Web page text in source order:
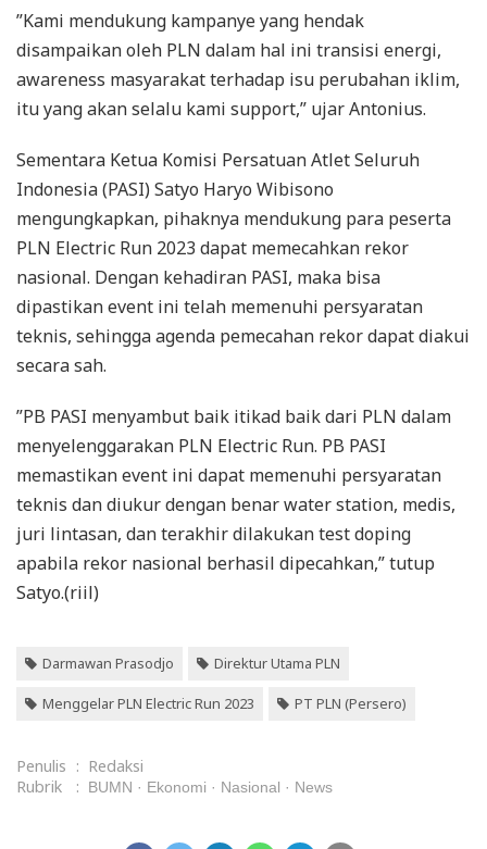
”Kami mendukung kampanye yang hendak
disampaikan oleh PLN dalam hal ini transisi energi,
awareness masyarakat terhadap isu perubahan iklim,
itu yang akan selalu kami support,” ujar Antonius.
Sementara Ketua Komisi Persatuan Atlet Seluruh
Indonesia (PASI) Satyo Haryo Wibisono
mengungkapkan, pihaknya mendukung para peserta
PLN Electric Run 2023 dapat memecahkan rekor
nasional. Dengan kehadiran PASI, maka bisa
dipastikan event ini telah memenuhi persyaratan
teknis, sehingga agenda pemecahan rekor dapat diakui
secara sah.
”PB PASI menyambut baik itikad baik dari PLN dalam
menyelenggarakan PLN Electric Run. PB PASI
memastikan event ini dapat memenuhi persyaratan
teknis dan diukur dengan benar water station, medis,
juri lintasan, dan terakhir dilakukan test doping
apabila rekor nasional berhasil dipecahkan,” tutup
Satyo.(riil)
Darmawan Prasodjo Direktur Utama PLN
Menggelar PLN Electric Run 2023 PT PLN (Persero)
Penulis : Redaksi
Rubrik
: BUMN Ekonomi Nasional News